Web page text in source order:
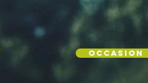
OCCASION